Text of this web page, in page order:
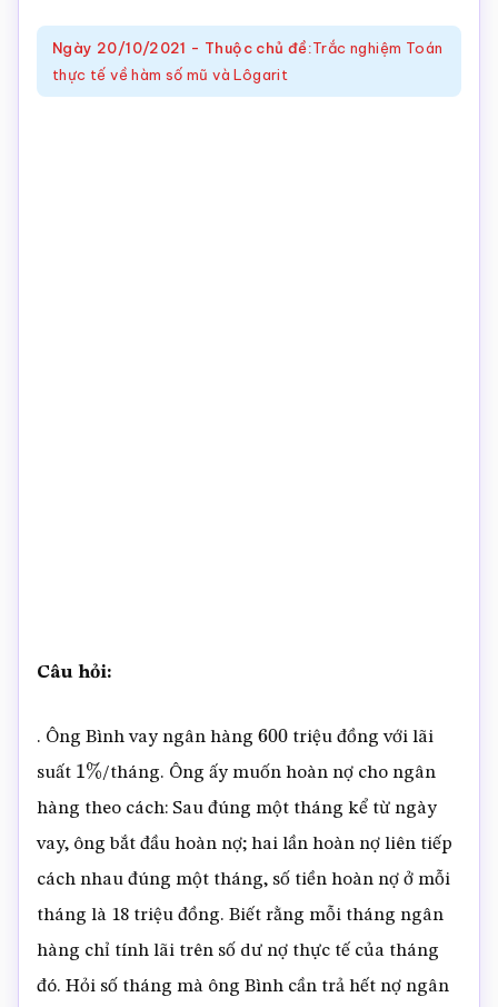
Ngày 20/10/2021 - Thuộc chủ đề:Trắc nghiệm Toán
thực tế về hàm số mũ và Lôgarit
Câu hỏi:
. Ông Bình vay ngân hàng 600 triệu đồng với lãi
suất 1% /tháng. Ông ấy muốn hoàn nợ cho ngân
hàng theo cách: Sau đúng một tháng kể từ ngày
vay, ông bắt đầu hoàn nợ; hai lần hoàn nợ liên tiếp
cách nhau đúng một tháng, số tiền hoàn nợ ở mỗi
tháng là 18 triệu đồng. Biết rằng mỗi tháng ngân
hàng chỉ tính lãi trên số dư nợ thực tế của tháng
đó. Hỏi số tháng mà ông Bình cần trả hết nợ ngân